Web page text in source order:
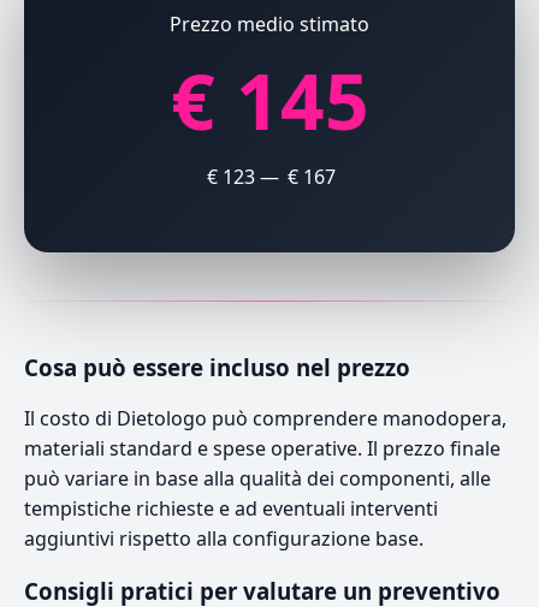
Prezzo medio stimato
€ 145
€ 123 — € 167
Cosa può essere incluso nel prezzo
Il costo di Dietologo può comprendere manodopera,
materiali standard e spese operative. Il prezzo finale
può variare in base alla qualità dei componenti, alle
tempistiche richieste e ad eventuali interventi
aggiuntivi rispetto alla configurazione base.
Consigli pratici per valutare un preventivo